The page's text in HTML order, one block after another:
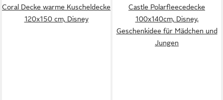
Coral Decke warme Kuscheldecke
120x150 cm, Disney
Castle Polarfleecedecke
100x140cm, Disney,
Geschenkidee für Mädchen und
Jungen